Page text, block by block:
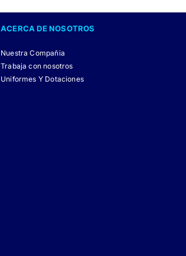
ACERCA DE NOSOTROS
Nuestra Compañia
Trabaja con nosotros
Uniformes Y Dotaciones